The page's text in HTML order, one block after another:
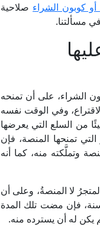
كوبون الشراء صلاحية
مسألتنا.
الشراء، على أن تمنحه
وفي الوقت نفسه
من السلع التي يعرضها
تمنحها المنصة، فإن
وتملَّكته منه، كما أنه
لا المنصةُ، وعلى أن
فإن مضت تلك المدة
يكن له أن يسترده منه.